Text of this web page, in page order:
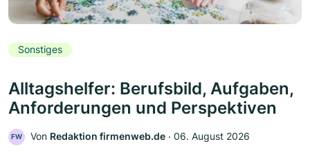
Sonstiges
Alltagshelfer: Berufsbild, Aufgaben,
Anforderungen und Perspektiven
FW Von Redaktion firmenweb.de ‧ 06. August 2026